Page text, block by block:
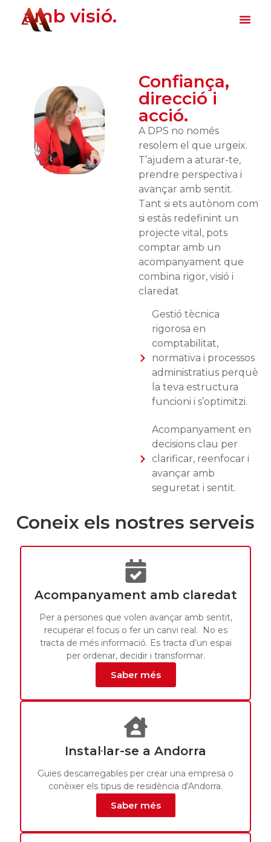
amb visió.
Confiança,
direcció i
acció.
A DPS no només
resolem el que urgeix.
T’ajudem a aturar-te,
prendre perspectiva i
avançar amb sentit.
Tant si ets autònom com
si estàs redefinint un
projecte vital, pots
comptar amb un
acompanyament que
combina rigor, visió i
claredat
Gestió tècnica
rigorosa en
comptabilitat,
normativa i processos
administratius perquè
la teva estructura
funcioni i s’optimitzi.
Acompanyament en
decisions clau per
clarificar, reenfocar i
avançar amb
seguretat i sentit.
Coneix els nostres serveis
Acompanyament amb claredat
Per a persones que volen avançar amb sentit,
recuperar el focus o fer un canvi real. No es
tracta de més informació. Es tracta d’un espai
per ordenar, decidir i transformar.
Saber més
Instal·lar-se a Andorra
Guies descarregables per crear una empresa o
conèixer els tipus de residència d'Andorra.
Saber més